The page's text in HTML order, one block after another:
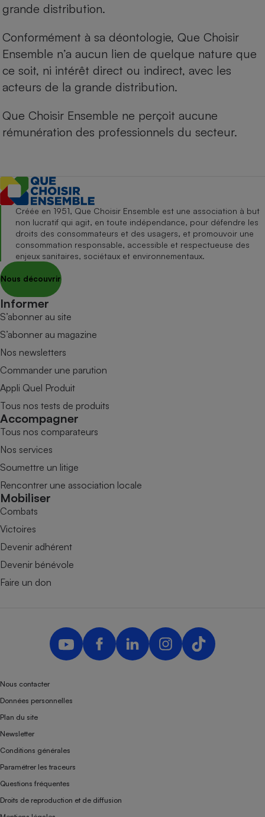
grande distribution.
Conformément à sa déontologie, Que Choisir
Ensemble n’a aucun lien de quelque nature que
ce soit, ni intérêt direct ou indirect, avec les
acteurs de la grande distribution.
Que Choisir Ensemble ne perçoit aucune
rémunération des professionnels du secteur.
Créée en 1951, Que Choisir Ensemble est une association à but
non lucratif qui agit, en toute indépendance, pour défendre les
droits des consommateurs et des usagers, et promouvoir une
consommation responsable, accessible et respectueuse des
enjeux sanitaires, sociétaux et environnementaux.
Nous découvrir
Informer
S’abonner au site
S’abonner au magazine
Nos newsletters
Commander une parution
Appli Quel Produit
Tous nos tests de produits
Accompagner
Tous nos comparateurs
Nos services
Soumettre un litige
Rencontrer une association locale
Mobiliser
Combats
Victoires
Devenir adhérent
Devenir bénévole
Faire un don
Nous contacter
Données personnelles
Plan du site
Newsletter
Conditions générales
Paramétrer les traceurs
Questions fréquentes
Droits de reproduction et de diffusion